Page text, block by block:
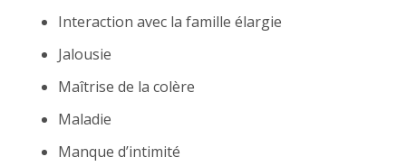
Interaction avec la famille élargie
Jalousie
Maîtrise de la colère
Maladie
Manque d’intimité